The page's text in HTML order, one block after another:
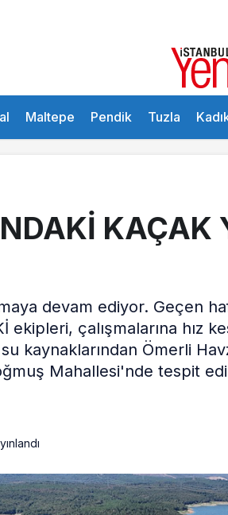
Maltepe Pendik Tuzla
KAÇAK
devam ediyor. Geçen
ekipleri, çalışmalarına hız
kaynaklarından Ömerli
Mahallesi'nde tespit